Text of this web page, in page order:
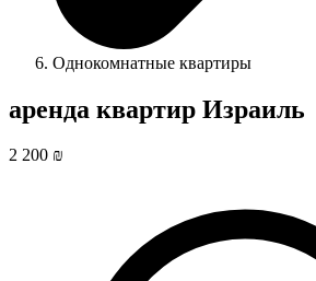
Однокомнатные квартиры
аренда квартир Израиль
2 200 ₪